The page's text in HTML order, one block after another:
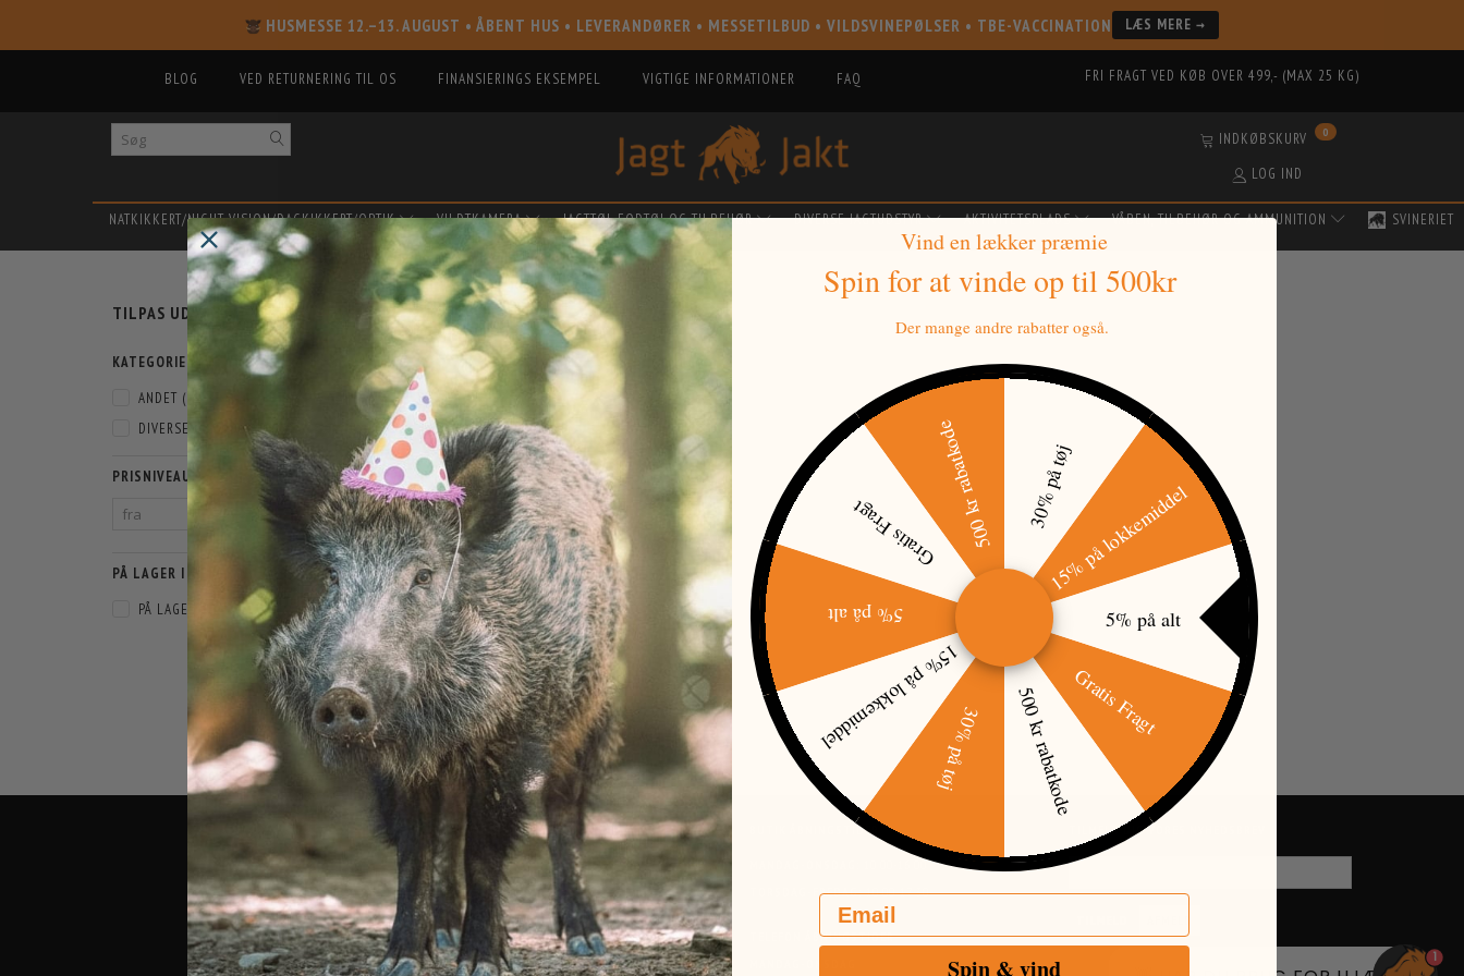
HUSMESSE 12.–13. AUGUST • ÅBENT HUS • LEVERANDØRER • MESSETILBUD • VILDSVINEPØLSER • TBE-VACCINATION LÆS MERE →
BLOG VED RETURNERING TIL OS FINANSIERINGS EKSEMPEL VIGTIGE INFORMATIONER FAQ FRI FRAGT VED KØB OVER 499,- (MAX 25 KG)
INDKØBSKURV 0
LOG IND
NATKIKKERT/NIGHT VISION/DAGKIKKERT/OPTIK VILDTKAMERA JAGTTØJ, FODTØJ OG TILBEHØR DIVERSE JAGTUDSTYR AKTIVITETSPLADS VÅBEN, TILBEHØR OG AMMUNITION SVINERIET
TILPAS UDVALG
SKIFTE
FILTER
KATEGORIER
ANDET (
DIVERSE JAGTUDSTYR
PRISNIVEAU
PÅ LAGER I WEBSHOP
PÅ LAGER
MJØLNER
KØD KROG - 100 KG.
39,00 DKK
SORTERING:
BUTIK OG SHOWROOM
AGENAVEJ 39 C
2670 GREVE
TELEFON:
52 230 111
EMAIL:
INFO@JAGT-JAKT.DK
CVR:37453420
BUTIK ÅBNINGSTIDER
10:00-16:00
TORSDAG-FREDAG:10:00-17:30
TELEFON ÅBNINGSTIDER
TILMELD DIG VORES NYHEDSBREV
EMAIL-
1
Vind en lækker præmie
Spin for at vindeop til 500kr
Der mange andre rabatter også.
30% på tøj
15% på lokkemiddel
5% på alt
Gratis Fragt
500 kr rabatkode
30% på tøj
15% på lokkemiddel
5% på alt
Gratis Fragt500 kr rabatkode
Email
Spin & vind